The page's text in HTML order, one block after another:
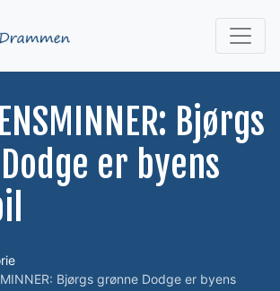
Bjørgs
er byens
Bjørgs grønne Dodge er byens